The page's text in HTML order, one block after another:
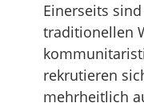
Einerseits
traditionellen
rekrutieren
mehrheitlich